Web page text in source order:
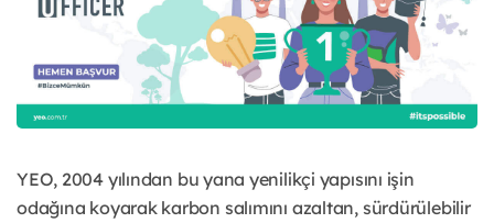
YEO, 2004 yılından bu yana yenilikçi yapısını işin
odağına koyarak karbon salımını azaltan, sürdürülebilir